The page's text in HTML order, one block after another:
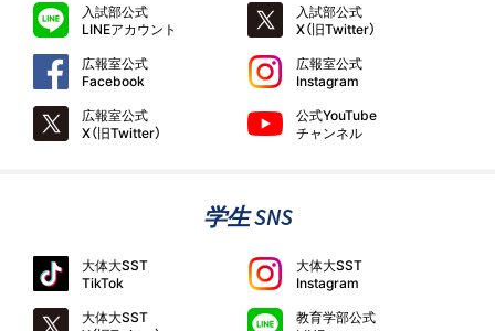
入試部公式
LINEアカウント
入試部公式
X（旧Twitter）
広報室公式
Facebook
広報室公式
Instagram
広報室公式
X（旧Twitter）
公式YouTube
チャンネル
学生 SNS
大体大SST
TikTok
大体大SST
Instagram
大体大SST
教育学部公式